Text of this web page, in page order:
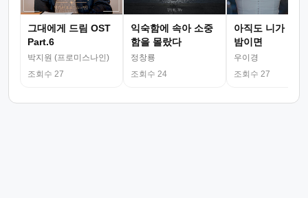
그대에게 드림 OST
Part.6
박지원 (프로미스나인)
조회수 27
익숙함에 속아 소중
함을 몰랐다
정창룡
조회수 24
아직도 니가 그
밤이면
우이경
조회수 27